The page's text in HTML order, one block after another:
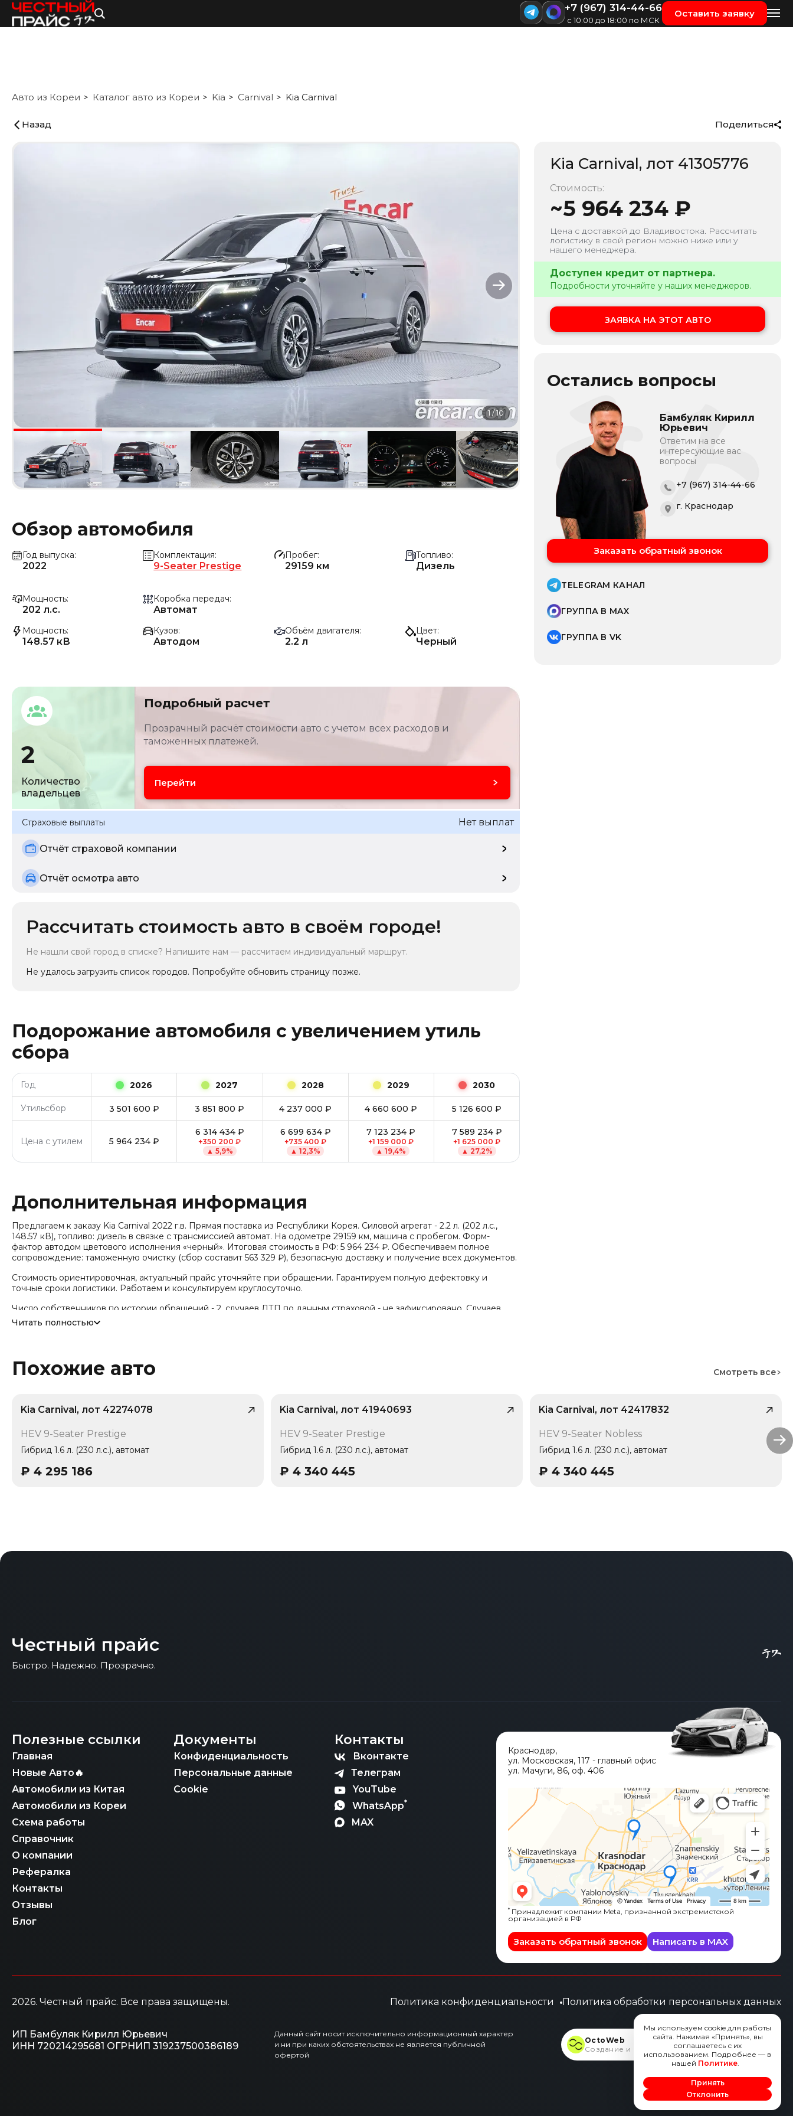
+7 (967) 314-44-66
с 10:00 до 18:00 по МСК
Оставить заявку
Авто из Кореи Каталог авто из Кореи Kia Carnival Kia Carnival
Назад Поделиться
1/10
Обзор автомобиля
Год выпуска
2022
Комплектация
9-Seater Prestige
Пробег
29159 км
Топливо
Дизель
Мощность
202 л.с.
Коробка передач
Автомат
Мощность
148.57 кВ
Кузов
Автодом
Объём двигателя
2.2 л
Цвет
Черный
2
Количество
владельцев
Подробный расчет
Прозрачный расчёт стоимости авто с учетом всех расходов и
таможенных платежей.
Перейти
Страховые выплаты Нет выплат
Отчёт страховой компании
Отчёт осмотра авто
Рассчитать стоимость авто в своём городе!
Не нашли свой город в списке? Напишите нам — рассчитаем индивидуальный маршрут.
Не удалось загрузить список городов. Попробуйте обновить страницу позже.
Подорожание автомобиля с увеличением утиль
сбора
Год 2026 2027 2028 2029 2030
Утильсбор 3 501 600 ₽ 3 851 800 ₽ 4 237 000 ₽ 4 660 600 ₽ 5 126 600 ₽
Цена с утилем 5 964 234₽
6 314 434₽
+350 200 ₽
▲ 5,9%
6 699 634₽
+735 400 ₽
▲12,3%
7 123 234 ₽
+1 159 000 ₽
▲19,4%
7 589 234₽
+1 625 000 ₽
▲ 27,2%
Дополнительная информация
Предлагаем к заказу Kia Carnival 2022 г.в. Прямая поставка из Республики Корея. Силовой агрегат - 2.2 л. (202 л.с.,
148.57 кВ), топливо: дизель в связке с трансмиссией автомат. На одометре 29159 км, машина с пробегом. Форм-
фактор автодом цветового исполнения «черный». Итоговая стоимость в РФ: 5 964 234 ₽. Обеспечиваем полное
сопровождение: таможенную очистку (сбор составит 563 329 ₽), безопасную доставку и получение всех документов.
Стоимость ориентировочная, актуальный прайс уточняйте при обращении. Гарантируем полную дефектовку и
точные сроки логистики. Работаем и консультируем круглосуточно.
Число собственников по истории обращений - 2, случаев ДТП по данным страховой - не зафиксировано. Случаев
угона не зафиксировано.
Читать полностью
Kia Carnival, лот 41305776
Стоимость:
~5 964 234 ₽
Цена с доставкой до Владивостока. Рассчитать
логистику в свой регион можно ниже или у
нашего менеджера.
Доступен кредит от партнера.
Подробности уточняйте у наших менеджеров.
ЗАЯВКА НА ЭТОТ АВТО
Остались вопросы
Бамбуляк Кирилл
Юрьевич
Ответим на все
интересующие вас
вопросы
+7 (967) 314-44-66
г. Краснодар
Заказать обратный звонок
TELEGRAM КАНАЛ
ГРУППА В MAX
ГРУППА В VK
Похожие авто Смотреть все
Kia Carnival, лот 42274078
HEV 9-Seater Prestige
Гибрид 1.6 л. (230 л.с.), автомат
₽ 4 295 186
Kia Carnival, лот 41940693
HEV 9-Seater Prestige
Гибрид 1.6 л. (230 л.с.), автомат
₽ 4 340 445
Kia Carnival, лот 42417832
HEV 9-Seater Nobless
Гибрид 1.6 л. (230 л.с.), автомат
₽ 4 340 445
Честный прайс
Быстро. Надежно. Прозрачно.
Полезные ссылки
Главная
Новые Авто🔥
Автомобили из Китая
Автомобили из Кореи
Схема работы
Справочник
О компании
Рефералка
Контакты
Отзывы
Блог
Документы
Конфиденциальность
Персональные данные
Cookie
Контакты
Вконтакте
Телеграм
YouTube
WhatsApp*
MAX
Краснодар,
ул. Московская, 117 - главный офис
ул. Мачуги, 86, оф. 406
*Принадлежит компании Meta, признанной экстремистской
организацией в РФ
Заказать обратный звонок Написать в MAX
2026. Честный прайс. Все права защищены. Политика конфиденциальности Политика обработки персональных данных
ИП Бамбуляк Кирилл Юрьевич
ИНН 720214295681 ОГРНИП 319237500386189
Данный сайт носит исключительно информационный характер
и ни при каких обстоятельствах не является публичной
офертой
OctoWeb
Создание и продвижение сайтов
Мы используем cookie для работы
сайта. Нажимая «Принять», вы
соглашаетесь с их
использованием. Подробнее — в
нашей Политике.
Принять
Отклонить